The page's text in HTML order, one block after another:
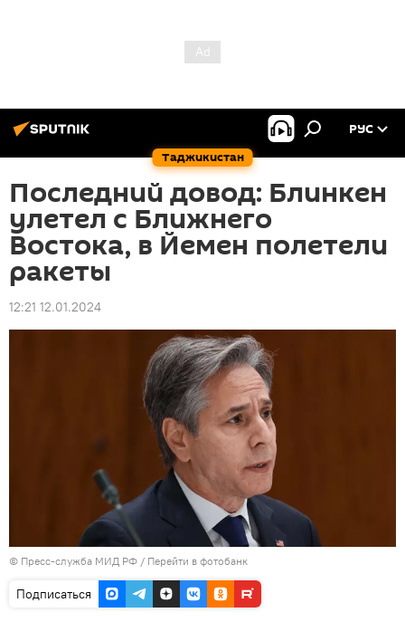
Таджикистан
РУС
Последний довод: Блинкен
улетел с Ближнего
Востока, в Йемен полетели
ракеты
12:21 12.01.2024
© Пресс-служба МИД РФ / Перейти в фотобанк
Подписаться